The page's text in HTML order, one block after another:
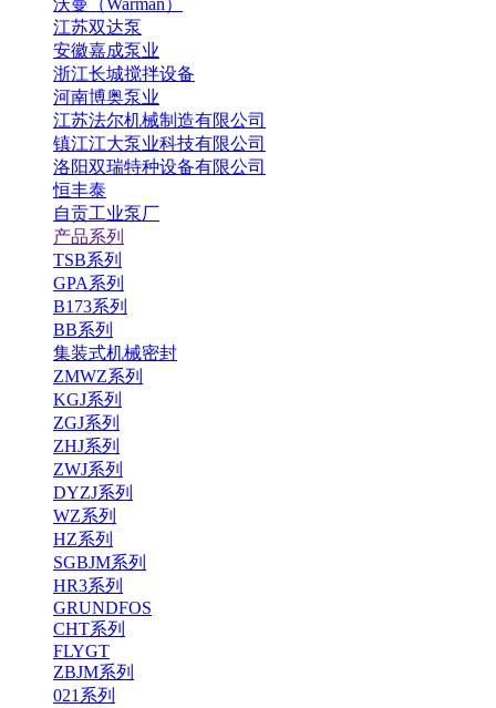
沃曼（Warman）
江苏双达泵
安徽嘉成泵业
浙江长城搅拌设备
河南博奥泵业
江苏法尔机械制造有限公司
镇江江大泵业科技有限公司
洛阳双瑞特种设备有限公司
恒丰泰
自贡工业泵厂
产品系列
TSB系列
GPA系列
B173系列
BB系列
集装式机械密封
ZMWZ系列
KGJ系列
ZGJ系列
ZHJ系列
ZWJ系列
DYZJ系列
WZ系列
HZ系列
SGBJM系列
HR3系列
GRUNDFOS
CHT系列
FLYGT
ZBJM系列
021系列